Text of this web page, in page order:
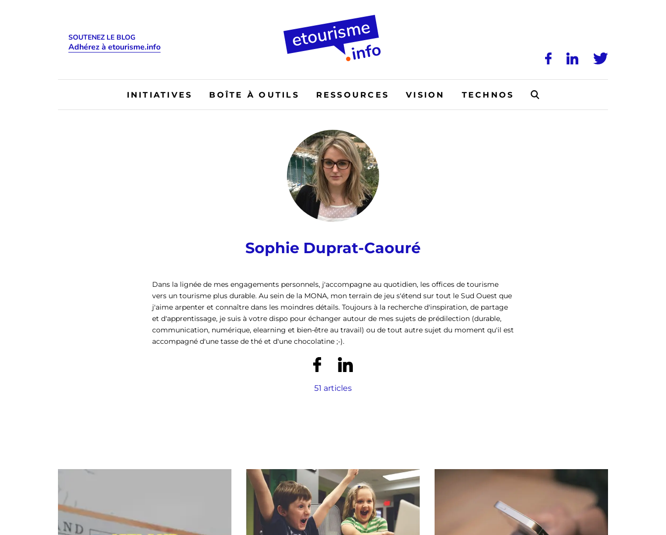
SOUTENEZ LE BLOG
Adhérez à etourisme.info
INITIATIVES BOÎTE À OUTILS RESSOURCES VISION TECHNOS
Sophie Duprat-Caouré
Dans la lignée de mes engagements personnels, j'accompagne au quotidien, les offices de tourisme
vers un tourisme plus durable. Au sein de la MONA, mon terrain de jeu s'étend sur tout le Sud Ouest que
j'aime arpenter et connaître dans les moindres détails. Toujours à la recherche d'inspiration, de partage
et d'apprentissage, je suis à votre dispo pour échanger autour de mes sujets de prédilection (durable,
communication, numérique, elearning et bien-être au travail) ou de tout autre sujet du moment qu'il est
accompagné d'une tasse de thé et d'une chocolatine ;-).
51 articles